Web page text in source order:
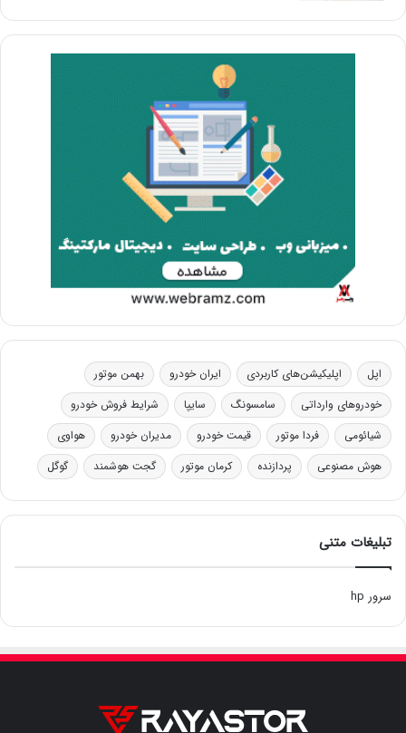
اپل اپلیکیشن‌های کاربردی ایران خودرو
بهمن موتور
خودروهای وارداتی
سامسونگ سایپا
شرایط فروش خودرو
شیائومی
فردا موتور قیمت خودرو مدیران خودرو
هواوی
هوش مصنوعی
پردازنده کرمان موتور گجت هوشمند گوگل
تبلیغات متنی
سرور hp